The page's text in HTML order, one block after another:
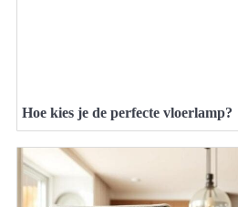
Hoe kies je de perfecte vloerlamp?